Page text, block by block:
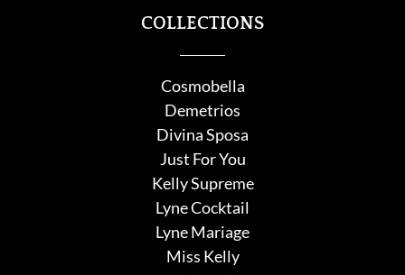
COLLECTIONS
Cosmobella
Demetrios
Divina Sposa
Just For You
Kelly Supreme
Lyne Cocktail
Lyne Mariage
Miss Kelly